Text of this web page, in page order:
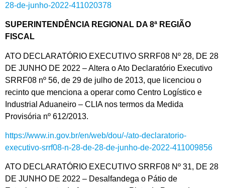
28-de-junho-2022-411020378
SUPERINTENDÊNCIA REGIONAL DA 8ª REGIÃO
FISCAL
ATO DECLARATÓRIO EXECUTIVO SRRF08 Nº 28, DE 28
DE JUNHO DE 2022 – Altera o Ato Declaratório Executivo
SRRF08 nº 56, de 29 de julho de 2013, que licenciou o
recinto que menciona a operar como Centro Logístico e
Industrial Aduaneiro – CLIA nos termos da Medida
Provisória nº 612/2013.
https://www.in.gov.br/en/web/dou/-/ato-declaratorio-
executivo-srrf08-n-28-de-28-de-junho-de-2022-411009856
ATO DECLARATÓRIO EXECUTIVO SRRF08 Nº 31, DE 28
DE JUNHO DE 2022 – Desalfandega o Pátio de